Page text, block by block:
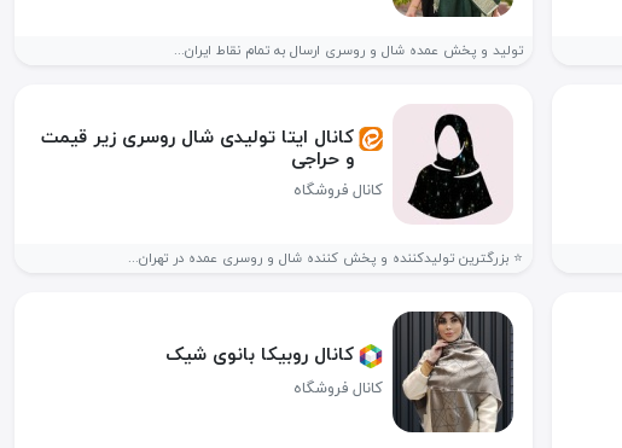
تولید و پخش عمده شال و روسری ارسال به تمام نقاط ایران...
کانال ایتا تولیدی شال روسری زیر قیمت
و حراجی
کانال فروشگاه
⭐️ بزرگترین تولیدکننده و پخش کننده شال و روسری عمده در تهران...
کانال روبیکا بانوی شیک
کانال فروشگاه